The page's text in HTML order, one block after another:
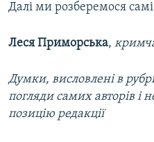
Далі ми розберемося
Леся Приморська,
Думки, висловлені в
погляди самих авторів і
позицію редакції